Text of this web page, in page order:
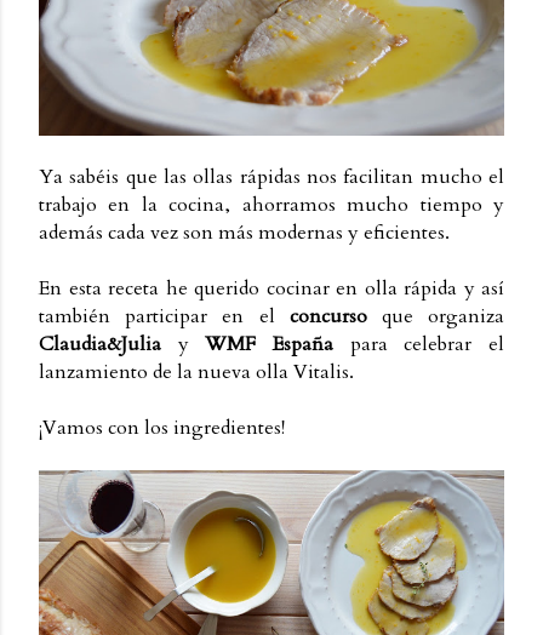
Ya sabéis que las ollas rápidas nos facilitan mucho el
trabajo en la cocina, ahorramos mucho tiempo y
además cada vez son más modernas y eficientes.
En esta receta he querido cocinar en olla rápida y así
también participar en el concursoque organiza
Claudia&Julia yWMF España para celebrar el
lanzamiento de la nueva olla Vitalis.
¡Vamos con los ingredientes!